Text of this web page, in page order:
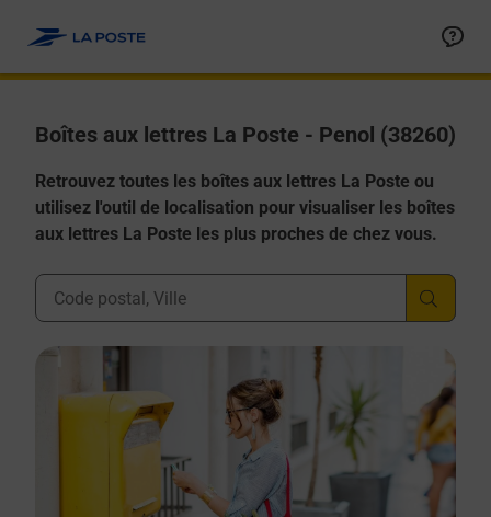
Boîtes aux lettres La Poste - Penol (38260)
Retrouvez toutes les boîtes aux lettres La Poste ou
utilisez l'outil de localisation pour visualiser les boîtes
aux lettres La Poste les plus proches de chez vous.
Ville, Département, Code Postal